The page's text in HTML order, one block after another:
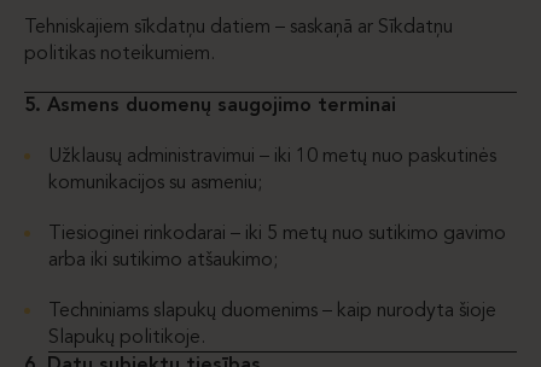
Tehniskajiem sīkdatņu datiem – saskaņā ar Sīkdatņu
politikas noteikumiem.
5. Asmens duomenų saugojimo terminai
Užklausų administravimui – iki 10 metų nuo paskutinės
komunikacijos su asmeniu;
Tiesioginei rinkodarai – iki 5 metų nuo sutikimo gavimo
arba iki sutikimo atšaukimo;
Techniniams slapukų duomenims – kaip nurodyta šioje
Slapukų politikoje.